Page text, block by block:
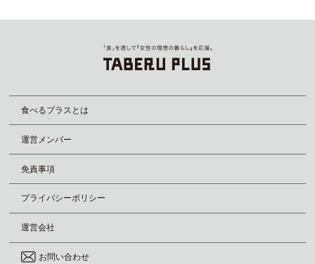
食べるプラスとは
運営メンバー
免責事項
プライバシーポリシー
運営会社
お問い合わせ